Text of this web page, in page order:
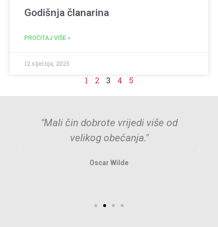
Godišnja članarina
PROČITAJ VIŠE »
12 siječnja, 2025
1 2 3 4 5
"Mali čin dobrote vrijedi više od
velikog obećanja."
Oscar Wilde